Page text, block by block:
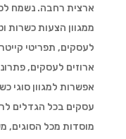
ארצית רחבה. נשמח
ממגוון הצעות כשרות
לעסקים, תפריטי
ארוזים לעסקים,
אפשרות למגוון סוגי
עסקים בכל הגדלים
מוסדות מכל הסוגים,